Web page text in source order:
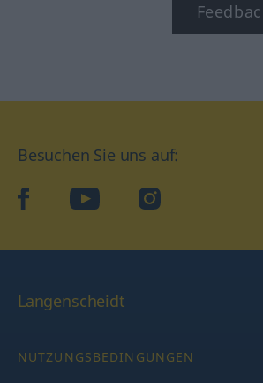
Besuchen Sie uns auf:
facebookYouTube Instagram
Langenscheidt
NUTZUNGSBEDINGUNGEN